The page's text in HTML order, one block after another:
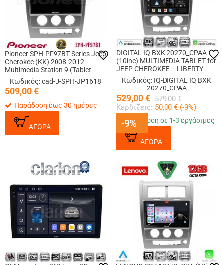
Pioneer SPH-PF97BT Series Jeep
Cherokee (KK) 2008-2012
Multimedia Station 9 (Tablet
Style) Με Carplay &amp; Android
Auto
Κωδικός: cad-U-SPH-JP1618
509,00€
Παράδοση έως 30 ημέρες
ΑΓΟΡΑ -9%
DIGITAL IQ BXK 20270_CPAA
(10inc) MULTIMEDIA TABLET for
JEEP CHEROKEE – LIBERTY
mod. 2007-2014
Κωδικός: IQ-DIGITAL IQ BXK
20270_CPAA
529,00€ 579,00 €
Κερδίζεις: 50,00 € (-9%)
-9%
Παράδοση σε 1-3 εργάσιμες
ΑΓΟΡΑ